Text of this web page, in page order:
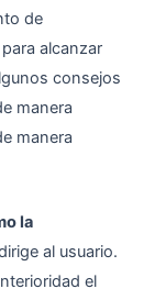
de
alcanzar
consejos
manera
manera
la
al usuario.
el